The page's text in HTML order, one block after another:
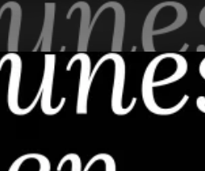
Aller au contenu principal